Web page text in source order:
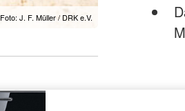
Foto: J. F. Müller / DRK e.V.